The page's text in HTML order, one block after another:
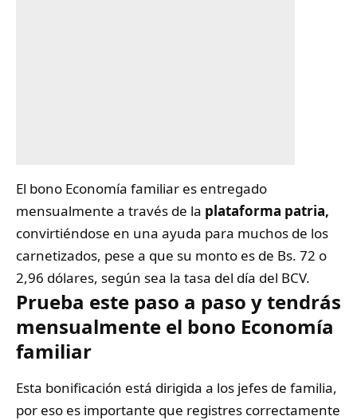
El bono Economía familiar es entregado
mensualmente a través de la plataforma patria,
convirtiéndose en una ayuda para muchos de los
carnetizados, pese a que su monto es de Bs. 72 o
2,96 dólares, según sea la tasa del día del BCV.
Prueba este paso a paso y tendrás
mensualmente el bono Economía
familiar
Esta bonificación está dirigida a los jefes de familia,
por eso es importante que registres correctamente